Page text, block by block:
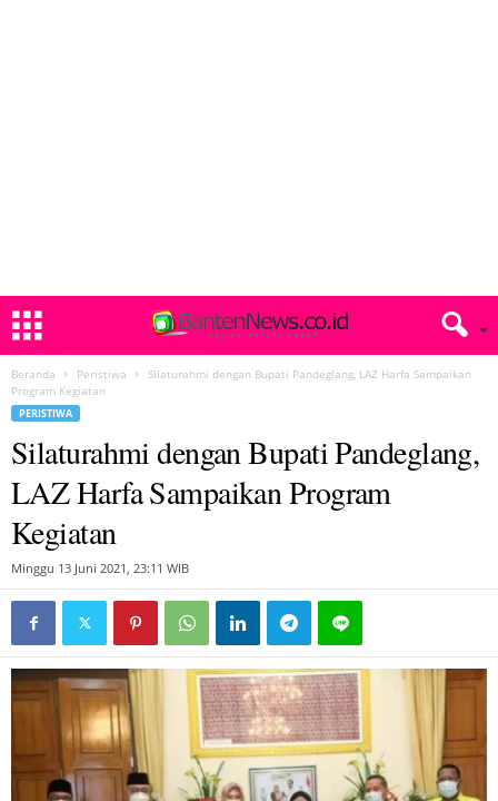
Beranda Peristiwa
Silaturahmi dengan Bupati Pandeglang, LAZ Harfa Sampaikan
Program Kegiatan
PERISTIWA
Silaturahmi dengan Bupati Pandeglang,
LAZ Harfa Sampaikan Program
Kegiatan
Minggu 13 Juni 2021, 23:11 WIB